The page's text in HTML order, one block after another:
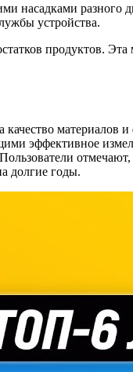
насадками разного
устройства.
продуктов.
материалов
эффективное
долгие годы.